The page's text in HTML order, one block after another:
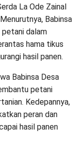
La Ode Zainal
Babinsa
dalam
hama tikus
hasil panen.
Babinsa Desa
petani
Kedepannya,
peran dan
hasil panen